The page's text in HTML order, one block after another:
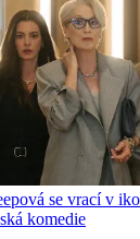
se vrací v
komedie